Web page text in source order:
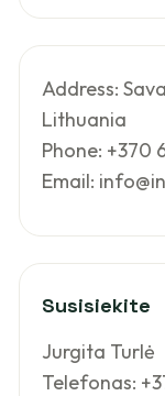
Address:
Lithuania
Phone: +370
Email:
Susisiekite
Jurgita Turlė
Telefonas: